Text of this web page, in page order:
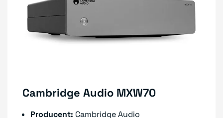
Cambridge Audio MXW70
Producent: Cambridge Audio